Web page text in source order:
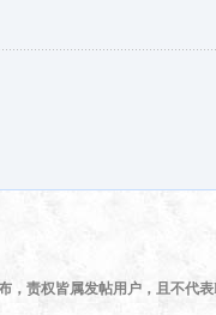
，责权皆属发帖用户，且不代